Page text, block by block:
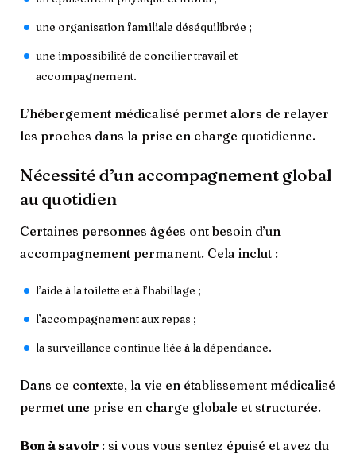
une organisation familiale déséquilibrée ;
une impossibilité de concilier travail et
accompagnement.
L’hébergement médicalisé permet alors de relayer
les proches dans la prise en charge quotidienne.
Nécessité d’un accompagnement global
au quotidien
Certaines personnes âgées ont besoin d’un
accompagnement permanent. Cela inclut :
l’aide à la toilette et à l’habillage ;
l’accompagnement aux repas ;
la surveillance continue liée à la dépendance.
Dans ce contexte, la vie en établissement médicalisé
permet une prise en charge globale et structurée.
Bon à savoir : si vous vous sentez épuisé et avez du